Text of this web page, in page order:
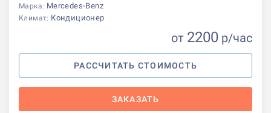
Марка: Mercedes-Benz
Климат: Кондиционер
от 2200 р/час
РАССЧИТАТЬ СТОИМОСТЬ
ЗАКАЗАТЬ